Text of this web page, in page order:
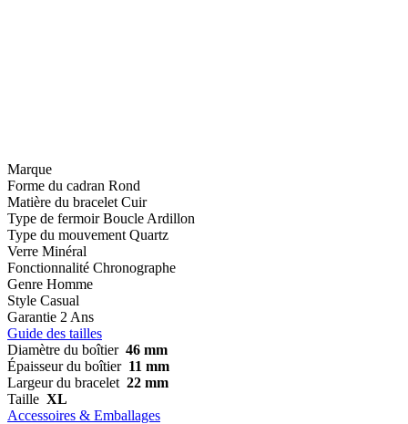
Marque
Forme du cadran Rond
Matière du bracelet Cuir
Type de fermoir Boucle Ardillon
Type du mouvement Quartz
Verre Minéral
Fonctionnalité Chronographe
Genre Homme
Style Casual
Garantie 2 Ans
Guide des tailles
Diamètre du boîtier 46 mm
Épaisseur du boîtier 11 mm
Largeur du bracelet 22 mm
Taille XL
Accessoires & Emballages